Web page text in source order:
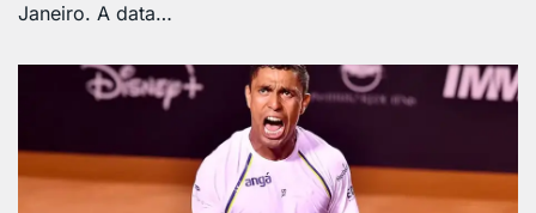
Janeiro. A data…